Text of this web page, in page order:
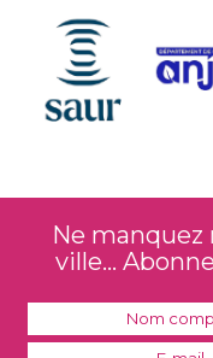
Ne manquez
ville...